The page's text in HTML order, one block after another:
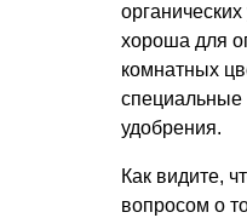
хороша для
комнатных
специальные
удобрения.
Как видите,
вопросом о